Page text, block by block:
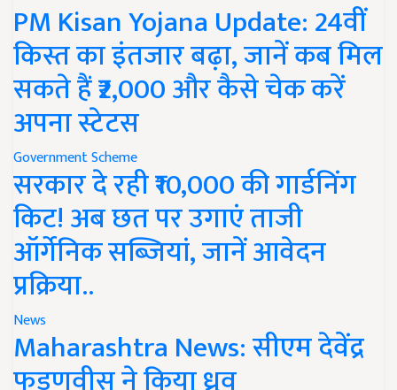
PM Kisan Yojana Update: 24वीं
किस्त का इंतजार बढ़ा, जानें कब मिल
सकते हैं ₹2,000 और कैसे चेक करें
अपना स्टेटस
Government Scheme
सरकार दे रही ₹10,000 की गार्डनिंग
किट! अब छत पर उगाएं ताजी
ऑर्गेनिक सब्जियां, जानें आवेदन
प्रक्रिया..
News
Maharashtra News: सीएम देवेंद्र